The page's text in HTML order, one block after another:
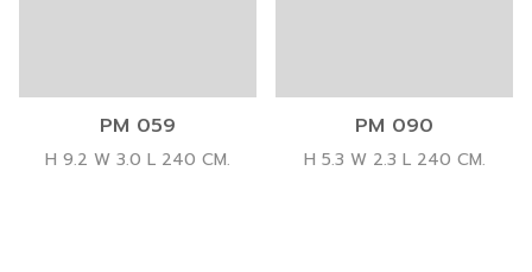
PM 059
H 9.2 W 3.0 L 240 CM.
PM 090
H 5.3 W 2.3 L 240 CM.